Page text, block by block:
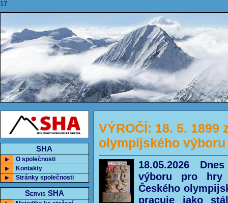
17
SHA
O společnosti
Kontakty
Stránky společnosti
Servis SHA
VÝROČÍ: 18. 5. 1899
olympijského výboru
18.05.2026
výboru pro hry
Českého
pracuje jako